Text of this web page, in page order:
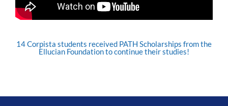
14 Corpista students received PATH Scholarships from the
Ellucian Foundation to continue their studies!